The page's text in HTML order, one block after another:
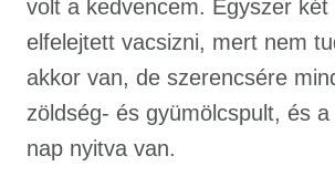
volt a kedvencem. Egyszer két
elfelejtett vacsizni, mert nem
akkor van, de szerencsére
zöldség- és gyümölcspult, és
nap nyitva van.